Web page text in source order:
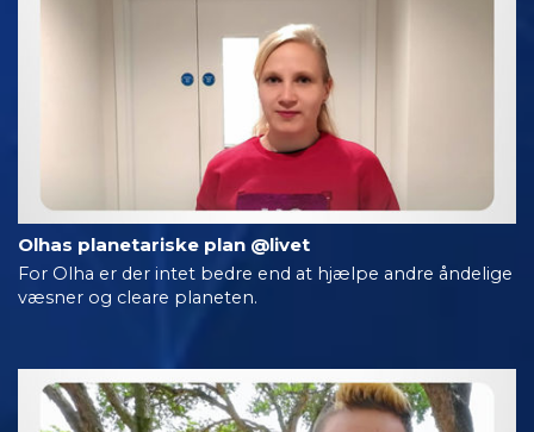
Olhas planetariske plan @livet
For Olha er der intet bedre end at hjælpe andre åndelige
væsner og cleare planeten.